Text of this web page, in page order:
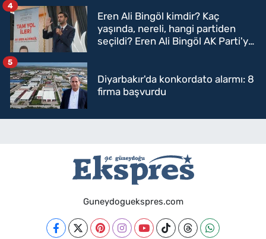
Eren Ali Bingöl kimdir? Kaç
yaşında, nereli, hangi partiden
seçildi? Eren Ali Bingöl AK Parti'ye
4
Diyarbakır'da konkordato alarmı: 8
firma başvurdu
5
Guneydoguekspres.com